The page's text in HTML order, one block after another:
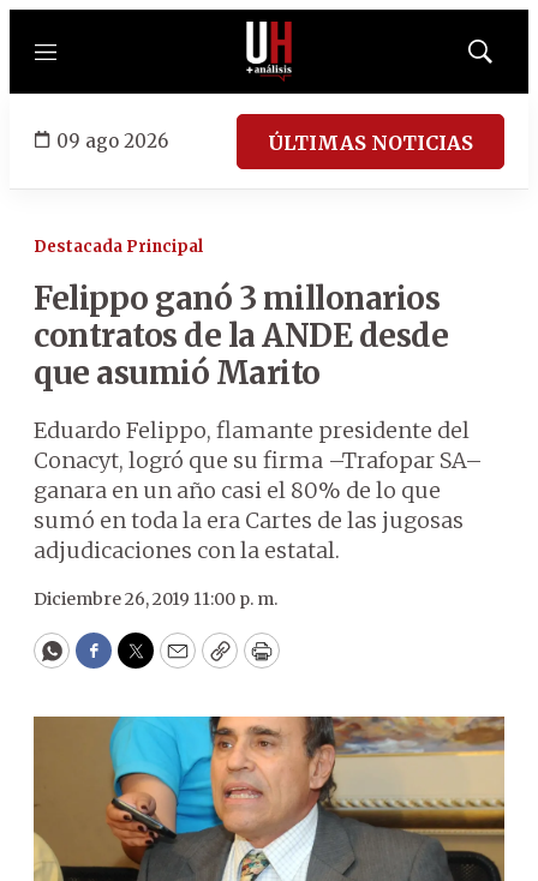
Menú
Mostrar
09 ago 2026 ÚLTIMAS NOTICIAS
Destacada Principal
Felippo ganó 3 millonarios
contratos de la ANDE desde
que asumió Marito
Eduardo Felippo, flamante presidente del
Conacyt, logró que su firma –Trafopar SA–
ganara en un año casi el 80% de lo que
sumó en toda la era Cartes de las jugosas
adjudicaciones con la estatal.
Diciembre 26, 2019 11:00 p. m.
WhatsApp
Facebook
Twitter
EmailCopyPrint